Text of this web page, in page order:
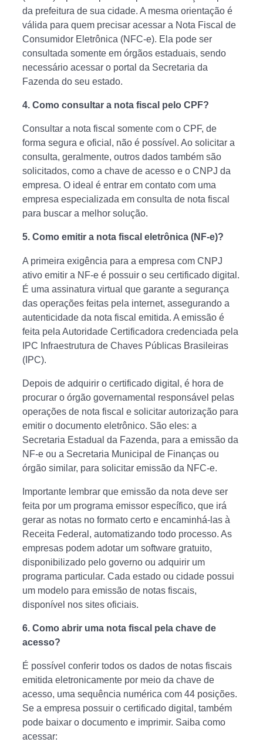
da prefeitura de sua cidade. A mesma orientação é
válida para quem precisar acessar a Nota Fiscal de
Consumidor Eletrônica (NFC-e). Ela pode ser
consultada somente em órgãos estaduais, sendo
necessário acessar o portal da Secretaria da
Fazenda do seu estado.
4. Como consultar a nota fiscal pelo CPF?
Consultar a nota fiscal somente com o CPF, de
forma segura e oficial, não é possível. Ao solicitar a
consulta, geralmente, outros dados também são
solicitados, como a chave de acesso e o CNPJ da
empresa. O ideal é entrar em contato com uma
empresa especializada em consulta de nota fiscal
para buscar a melhor solução.
5. Como emitir a nota fiscal eletrônica (NF-e)?
A primeira exigência para a empresa com CNPJ
ativo emitir a NF-e é possuir o seu certificado digital.
É uma assinatura virtual que garante a segurança
das operações feitas pela internet, assegurando a
autenticidade da nota fiscal emitida. A emissão é
feita pela Autoridade Certificadora credenciada pela
IPC Infraestrutura de Chaves Públicas Brasileiras
(IPC).
Depois de adquirir o certificado digital, é hora de
procurar o órgão governamental responsável pelas
operações de nota fiscal e solicitar autorização para
emitir o documento eletrônico. São eles: a
Secretaria Estadual da Fazenda, para a emissão da
NF-e ou a Secretaria Municipal de Finanças ou
órgão similar, para solicitar emissão da NFC-e.
Importante lembrar que emissão da nota deve ser
feita por um programa emissor específico, que irá
gerar as notas no formato certo e encaminhá-las à
Receita Federal, automatizando todo processo. As
empresas podem adotar um software gratuito,
disponibilizado pelo governo ou adquirir um
programa particular. Cada estado ou cidade possui
um modelo para emissão de notas fiscais,
disponível nos sites oficiais.
6. Como abrir uma nota fiscal pela chave de
acesso?
É possível conferir todos os dados de notas fiscais
emitida eletronicamente por meio da chave de
acesso, uma sequência numérica com 44 posições.
Se a empresa possuir o certificado digital, também
pode baixar o documento e imprimir. Saiba como
acessar: